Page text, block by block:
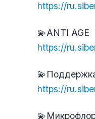
https://
💫ANTI AGE
https://
https://